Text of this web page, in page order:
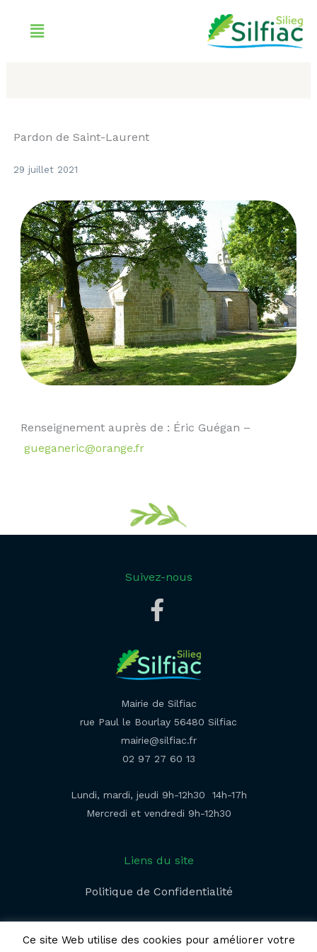
Menu
Pardon de Saint-Laurent
29 juillet 2021
Renseignement auprès de : Éric Guégan –
gueganeric@orange.fr
Suivez-nous
Mairie de Silfiac
rue Paul le Bourlay 56480 Silfiac
mairie@silfiac.fr
02 97 27 60 13
Lundi, mardi, jeudi 9h-12h30 14h-17h
Mercredi et vendredi 9h-12h30
Liens du site
Politique de Confidentialité​
Ce site Web utilise des cookies pour améliorer votre